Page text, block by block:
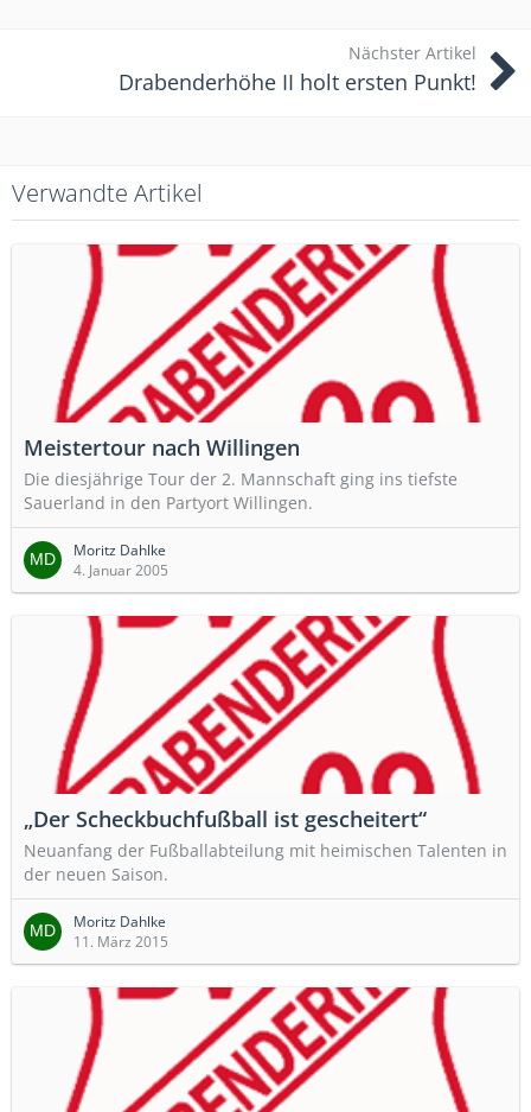
Nächster Artikel
Drabenderhöhe II holt ersten Punkt!
Verwandte Artikel
Meistertour nach Willingen
Die diesjährige Tour der 2. Mannschaft ging ins tiefste
Sauerland in den Partyort Willingen.
Moritz Dahlke
4. Januar 2005
„Der Scheckbuchfußball ist gescheitert“
Neuanfang der Fußballabteilung mit heimischen Talenten in
der neuen Saison.
Moritz Dahlke
11. März 2015